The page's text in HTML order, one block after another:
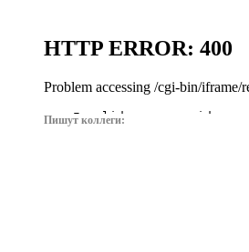
Пишут коллеги: